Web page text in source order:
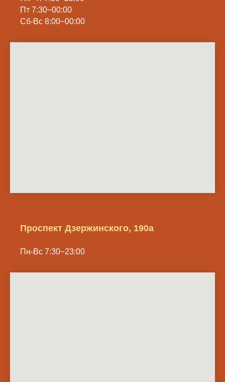
Пт 7:30−00:00
Сб-Вс 8:00−00:00
Проспект Дзержинского, 190а
Пн-Вс 7:30−23:00